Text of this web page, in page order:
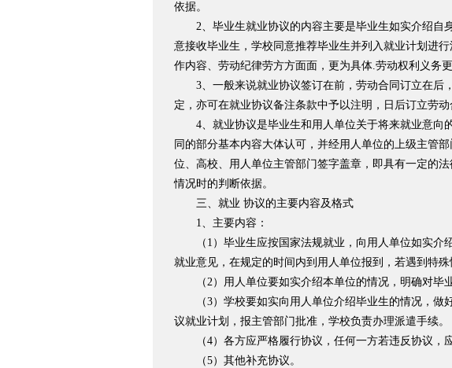
依据。
2、毕业生就业协议的内容主要是毕业生如实介绍自
意接收毕业生，学校同意推荐毕业生并列入就业计划进
作内容、劳动纪律劳方方面面，更为具体.劳动权利义务更
3、一般来说就业协议签订在前，劳动合同订立在后
定，亦可在就业协议备注条款中予以注明，日后订立劳动
4、就业协议是毕业生和用人单位关于将来就业意向
同的部分基本内容大体认可，并经用人单位的上级主管
位、高校、用人单位主管部门签字盖章，即具有一定的
情况时的判断依据。
三、就业 协议的主要内容及格式
1、主要内容：
（1）毕业生应按国家法规就业，向用人单位如实介
就业意见，在规定的时间内到用人单位报到，若遇到特
（2）用人单位要如实介绍本单位的情况，明确对毕业
（3）学校要如实向用人单位介绍毕业生的情况，做
议就业计划，报主管部门批准，学校负责办理派遣手续。
（4）各方应严格履行协议，任何一方若违反协议，应
（5）其他补充协议。